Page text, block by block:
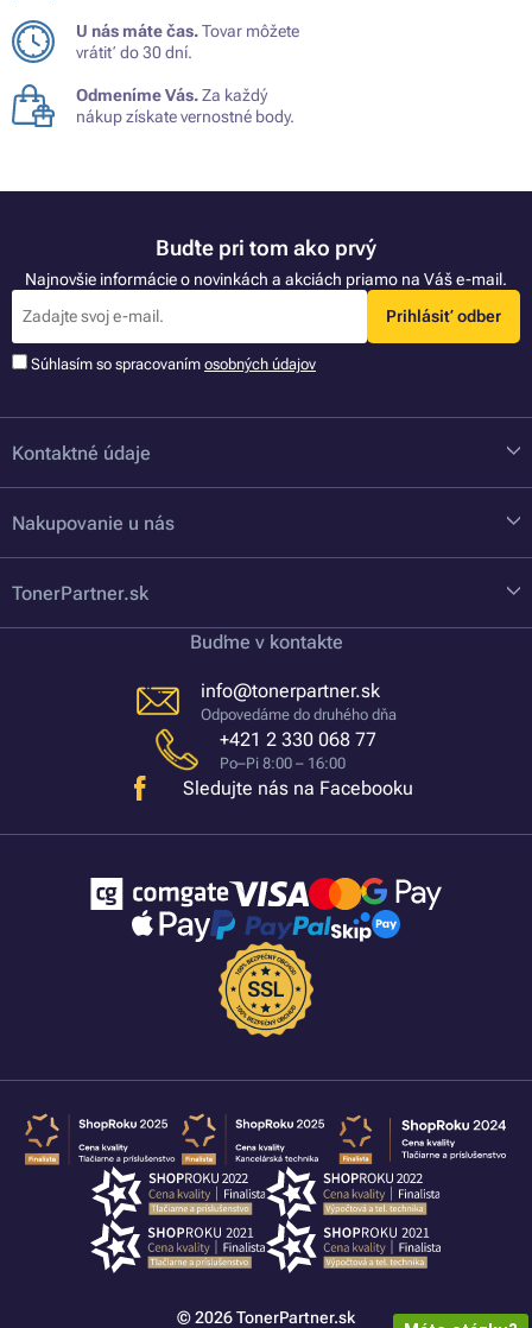
U nás máte čas.Tovar môžete
vrátiť do 30 dní.
Odmeníme Vás.Za každý
nákup získate vernostné body.
Buďte pri tom ako prvý
Najnovšie informácie o novinkách a akciách priamo na Váš e-mail.
Prihlásiť odber
Súhlasím so spracovaním osobných údajov
Kontaktné údaje
Nakupovanie u nás
TonerPartner.sk
Buďme v kontakte
info@tonerpartner.sk
Odpovedáme do druhého dňa
+421 2 330 068 77
Po–Pi 8:00 – 16:00
Sledujte nás na Facebooku
© 2026 TonerPartner.sk